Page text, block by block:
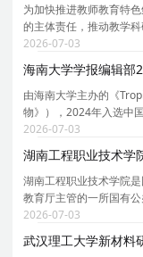
为加快推进教师教育特
的主体责任，推动教学
部分二级学院院长及学
员实施办法》（琼人社
2026-07-03
海南大学学报编辑部
由海南大学主办的《
物》），2024年入选中
2025年11月先后被科睿
收录。TP是国内首个聚
2026-07-03
湖南工程职业技术学
湖南工程职业技术学院
教育厅主管的一所国有
丽北路。1958年建校以
人才的办学理念,锐意进
2026-07-03